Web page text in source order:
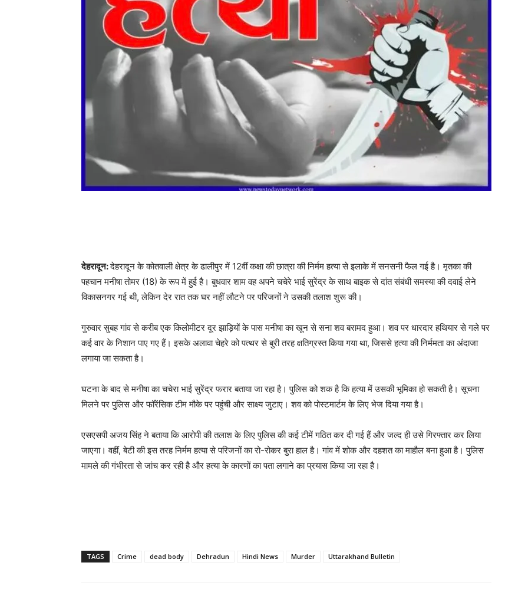
देहरादून:देहरादून के कोतवाली क्षेत्र के ढालीपुर में 12वीं कक्षा की छात्रा की निर्मम हत्या से इलाके में सनसनी फैल गई है। मृतका की
पहचान मनीषा तोमर (18) के रूप में हुई है। बुधवार शाम वह अपने चचेरे भाई सुरेंद्र के साथ बाइक से दांत संबंधी समस्या की दवाई लेने
विकासनगर गई थी, लेकिन देर रात तक घर नहीं लौटने पर परिजनों ने उसकी तलाश शुरू की।
गुरुवार सुबह गांव से करीब एक किलोमीटर दूर झाड़ियों के पास मनीषा का खून से सना शव बरामद हुआ। शव पर धारदार हथियार से गले पर
कई वार के निशान पाए गए हैं। इसके अलावा चेहरे को पत्थर से बुरी तरह क्षतिग्रस्त किया गया था, जिससे हत्या की निर्ममता का अंदाजा
लगाया जा सकता है।
घटना के बाद से मनीषा का चचेरा भाई सुरेंद्र फरार बताया जा रहा है। पुलिस को शक है कि हत्या में उसकी भूमिका हो सकती है। सूचना
मिलने पर पुलिस और फॉरेंसिक टीम मौके पर पहुंची और साक्ष्य जुटाए। शव को पोस्टमार्टम के लिए भेज दिया गया है।
एसएसपी अजय सिंह ने बताया कि आरोपी की तलाश के लिए पुलिस की कई टीमें गठित कर दी गई हैं और जल्द ही उसे गिरफ्तार कर लिया
जाएगा। वहीं, बेटी की इस तरह निर्मम हत्या से परिजनों का रो-रोकर बुरा हाल है। गांव में शोक और दहशत का माहौल बना हुआ है। पुलिस
मामले की गंभीरता से जांच कर रही है और हत्या के कारणों का पता लगाने का प्रयास किया जा रहा है।
TAGS Crime dead body Dehradun Hindi News Murder Uttarakhand Bulletin